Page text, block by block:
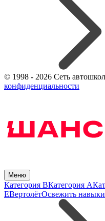
© 1998 - 2026 Сеть
конфиденциальности
Меню
Категория BКатегория A
EВертолётОсвежить навыки